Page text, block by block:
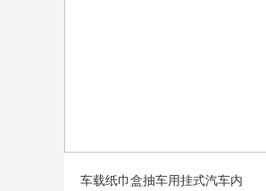
车载纸巾盒抽车用挂式汽车内